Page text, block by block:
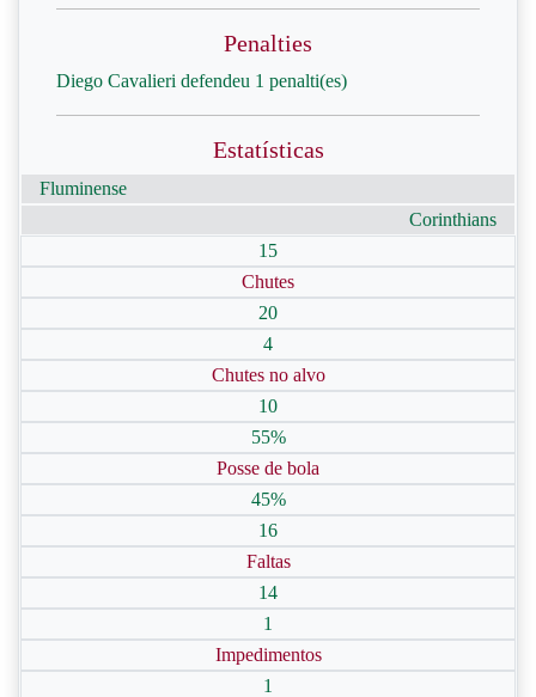
Penalties
Diego Cavalieri defendeu 1 penalti(es)
Estatísticas
Fluminense
Corinthians
15
Chutes
20
4
Chutes no alvo
10
55%
Posse de bola
45%
16
Faltas
14
1
Impedimentos
1